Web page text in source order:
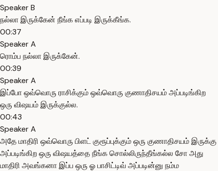
Speaker B
நல்லா இருக்கேன் நீங்க எப்படி இருக்கீங்க.
00:37
Speaker A
ரொம்ப நல்லா இருக்கேன்.
00:39
Speaker A
இப்போ ஒவ்வொரு ராசிக்கும் ஒவ்வொரு குணாதிசயம் அப்படிங்கிற
ஒரு விஷயம் இருக்குல்ல.
00:43
Speaker A
அதே மாதிரி ஒவ்வொரு பிளட் குரூப்புக்கும் ஒரு குணாதிசயம் இருக்கு
அப்படிங்கிற ஒரு விஷயத்தை நீங்க சொல்லிருந்தீங்கல்ல சோ அது
மாதிரி அவங்கனா இப்ப ஒரு ஓ பாசிட்டிவ் அப்படின்னு நம்ம